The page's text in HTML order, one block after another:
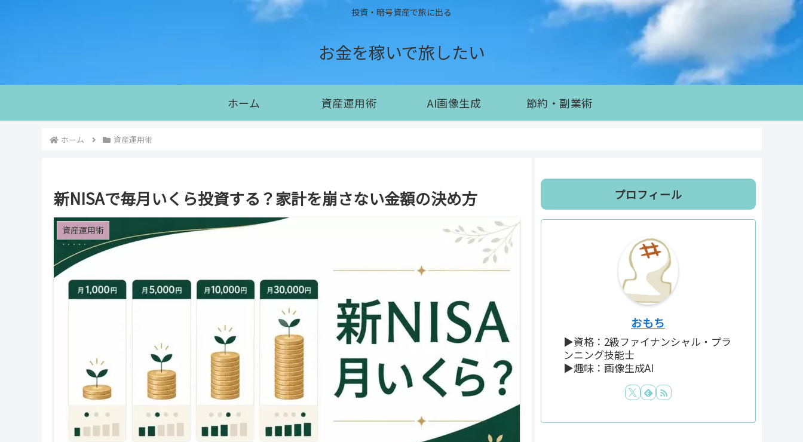
投資・暗号資産で旅に出る
お金を稼いで旅したい
ホーム 資産運用術 AI画像生成 節約・副業術
ホーム 資産運用術
新NISAで毎月いくら投資する？家計を崩さない金額の決め方
資産運用術
プロフィール
おもち
▶資格：2級ファイナンシャル・プラ
ンニング技能士
▶趣味：画像生成AI